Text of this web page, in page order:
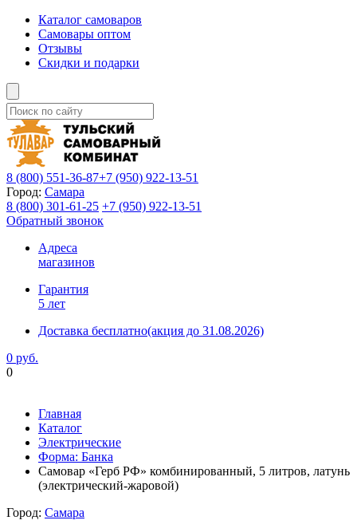
Каталог самоваров
Самовары оптом
Отзывы
Скидки и подарки
8 (800) 551-36-87+7 (950) 922-13-51
Город: Самара
8 (800) 301-61-25 +7 (950) 922-13-51
Обратный звонок
Адреса
магазинов
Гарантия
5 лет
Доставка бесплатно(акция до 31.08.2026)
0 руб.
0
Главная
Каталог
Электрические
Форма: Банка
Самовар «Герб РФ» комбинированный, 5 литров, латунь
(электрический-жаровой)
Город: Самара